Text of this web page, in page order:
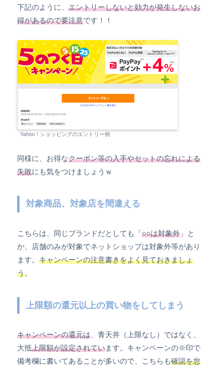
下記のように、 エントリーしないと効力が発生しないお
得があるので要注意です！！
Yahoo！ショッピングのエントリー例
同様に、お得なクーポン等の入手やセットの忘れによる
失敗にも気をつけましょうｗ
対象商品、対象店を間違える
こちらは、同じブランドだとしても「○○は対象外 」と
か、店舗のみが対象でネットショップは対象外等があり
ます。 キャンペーンの注意書きをよく見ておきましょ
う。
上限額の還元以上の買い物をしてしまう
キャンペーンの還元は 、青天井（上限なし）ではなく、
大抵上限額が設定されています。キャンペーンの※印で
備考欄に書いてあることが多いので、こちらも確認を怠